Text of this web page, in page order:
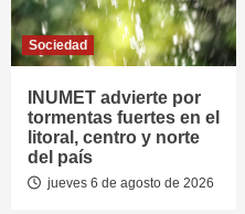
Sociedad
INUMET advierte por
tormentas fuertes en el
litoral, centro y norte
del país
jueves 6 de agosto de 2026